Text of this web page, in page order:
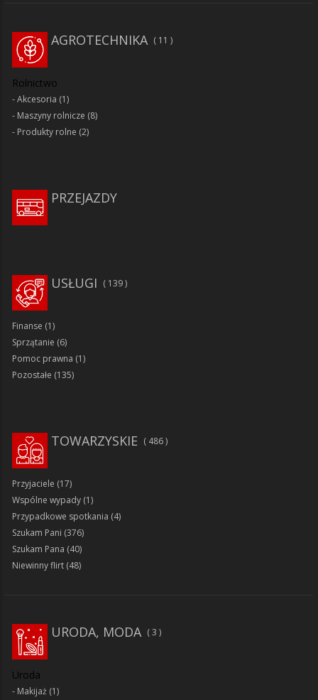
AGROTECHNIKA 11
Rolnictwo
Akcesoria (1)
Maszyny rolnicze (8)
Produkty rolne (2)
PRZEJAZDY
139
USŁUGI
Finanse (1)
Sprzątanie (6)
Pomoc prawna (1)
Pozostałe (135)
TOWARZYSKIE 486
Przyjaciele (17)
Wspólne wypady (1)
Przypadkowe spotkania (4)
Szukam Pani (376)
Szukam Pana (40)
Niewinny flirt (48)
URODA, MODA 3
Uroda
Makijaż (1)